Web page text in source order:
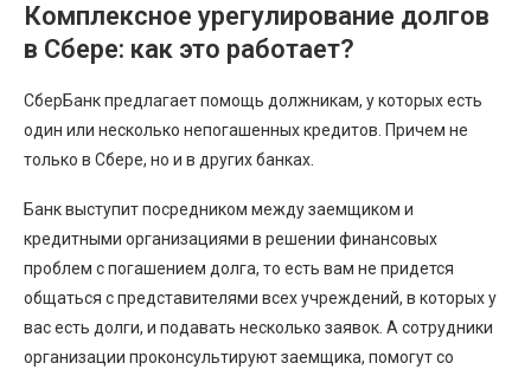
Комплексное урегулирование долгов
в Сбере: как это работает?
СберБанк предлагает помощь должникам, у которых есть
один или несколько непогашенных кредитов. Причем не
только в Сбере, но и в других банках.
Банк выступит посредником между заемщиком и
кредитными организациями в решении финансовых
проблем с погашением долга, то есть вам не придется
общаться с представителями всех учреждений, в которых у
вас есть долги, и подавать несколько заявок. А сотрудники
организации проконсультируют заемщика, помогут со